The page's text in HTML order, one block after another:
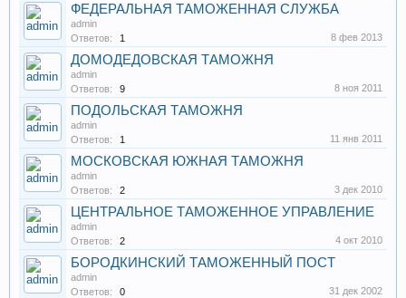
ФЕДЕРАЛЬНАЯ ТАМОЖЕННАЯ СЛУЖБА
admin
Ответов:
1 8 фев 2013
ДОМОДЕДОВСКАЯ ТАМОЖНЯ
admin
Ответов:
9 8 ноя 2011
ПОДОЛЬСКАЯ ТАМОЖНЯ
admin
Ответов:
1 11 янв 2011
МОСКОВСКАЯ ЮЖНАЯ ТАМОЖНЯ
admin
Ответов:
2 3 дек 2010
ЦЕНТРАЛЬНОЕ ТАМОЖЕННОЕ УПРАВЛЕНИЕ
admin
Ответов:
2 4 окт 2010
БОРОДКИНСКИЙ ТАМОЖЕННЫЙ ПОСТ
admin
Ответов:
0 31 дек 2002